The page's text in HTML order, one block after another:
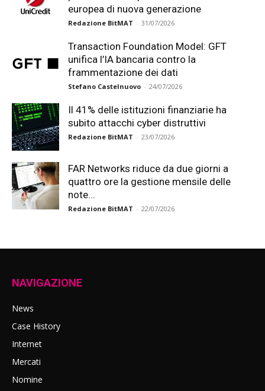
europea di nuova generazione
Redazione BitMAT - 31/07/2026
Transaction Foundation Model: GFT
unifica l’IA bancaria contro la
frammentazione dei dati
Stefano Castelnuovo - 24/07/2026
Il 41% delle istituzioni finanziarie ha
subito attacchi cyber distruttivi
Redazione BitMAT - 23/07/2026
FAR Networks riduce da due giorni a
quattro ore la gestione mensile delle
note...
Redazione BitMAT - 22/07/2026
NAVIGAZIONE
News
Case History
Internet
Mercati
Nomine